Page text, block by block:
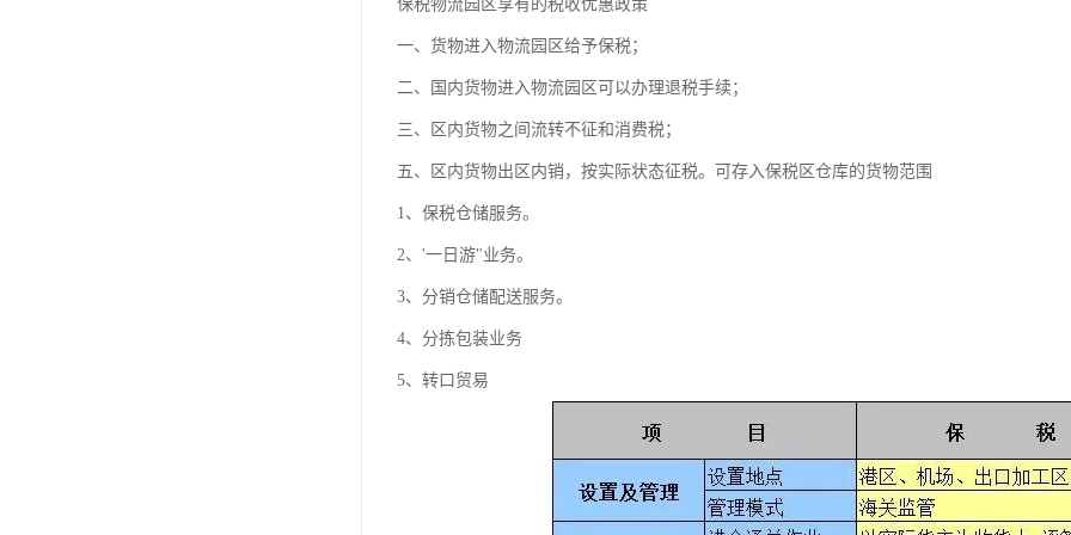
保税物流园区享有的税收优惠政策
一、货物进入物流园区给予保税；
二、国内货物进入物流园区可以办理退税手续；
三、区内货物之间流转不征和消费税；
五、区内货物出区内销，按实际状态征税。可存入保税区仓库的货物范围
1、保税仓储服务。
2、'一日游"业务。
3、分销仓储配送服务。
4、分拣包装业务
5、转口贸易